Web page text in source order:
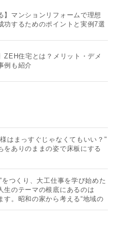
】マンションリフォームで理想
功するためのポイントと実例7選
ZEH住宅とは？メリット・デメ
例も紹介
はまっすぐじゃなくてもいい？"
をありのままの姿で床板にする
をつくり、大工仕事を学び始めた
生のテーマの根底にあるのは
す。昭和の家から考える“地域の